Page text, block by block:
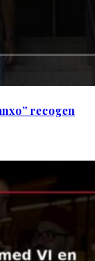
recogen